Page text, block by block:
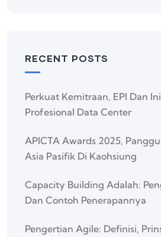
RECENT POSTS
Perkuat Kemitraan, EPI Dan
Profesional Data Center
APICTA Awards 2025,
Asia Pasifik Di Kaohsiung
Capacity Building Adalah:
Dan Contoh Penerapannya
Pengertian Agile: Definisi,